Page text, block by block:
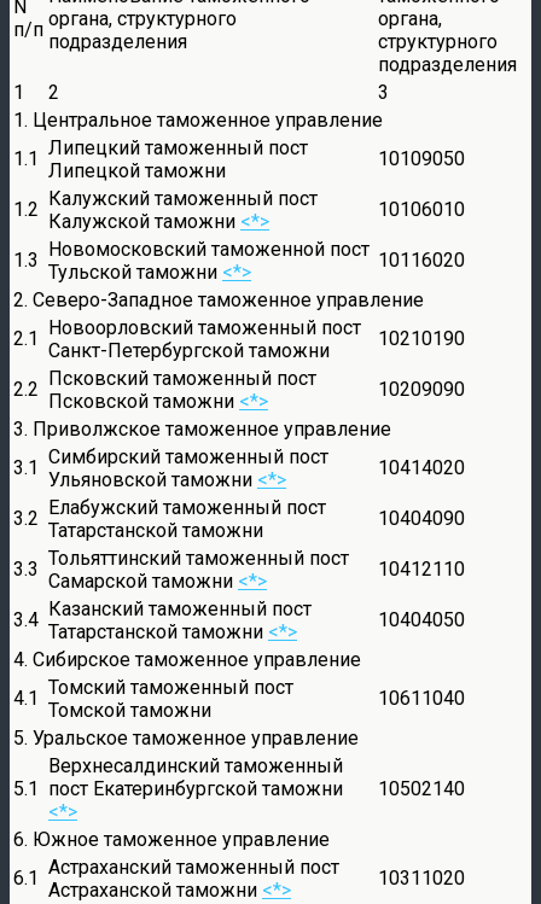
N
п/п органа, структурного
подразделения
органа,
структурного
подразделения
1
2
3
1. Центральное таможенное управление
1.1 Липецкий таможенный пост
Липецкой таможни
10109050
1.2 Калужский таможенный пост
Калужской таможни <*>
10106010
1.3 Новомосковский таможенной пост
Тульской таможни <*>
10116020
2. Северо-Западное таможенное управление
2.1 Новоорловский таможенный пост
Санкт-Петербургской таможни
10210190
2.2 Псковский таможенный пост
Псковской таможни <*>
10209090
3. Приволжское таможенное управление
3.1 Симбирский таможенный пост
Ульяновской таможни <*>
10414020
3.2 Елабужский таможенный пост
Татарстанской таможни
10404090
3.3 Тольяттинский таможенный пост
Самарской таможни <*>
10412110
3.4 Казанский таможенный пост
Татарстанской таможни <*>
10404050
4. Сибирское таможенное управление
4.1 Томский таможенный пост
Томской таможни
10611040
5. Уральское таможенное управление
5.1
Верхнесалдинский таможенный
пост Екатеринбургской таможни
<*>
10502140
6. Южное таможенное управление
6.1 Астраханский таможенный пост
Астраханской таможни <*>
10311020